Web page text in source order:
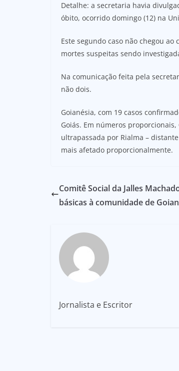
Detalhe: a secretaria havia
óbito, ocorrido domingo (12) na
Este segundo caso não chegou
mortes suspeitas sendo
Na comunicação feita pela
não dois.
Goianésia, com 19 casos
Goiás. Em números
ultrapassada por Rialma –
mais afetado proporcionalmente.
Comitê Social da Jalles
básicas à comunidade de
Jornalista e Escritor